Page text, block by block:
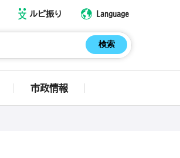
ルビ振り Language
市政情報